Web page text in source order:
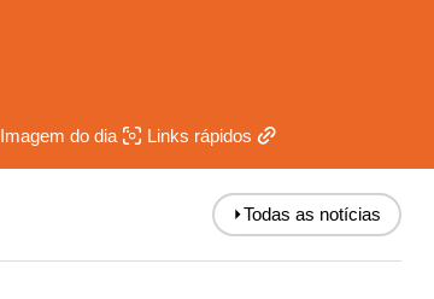
Imagem do dia Links rápidos
⏵Todas as notícias